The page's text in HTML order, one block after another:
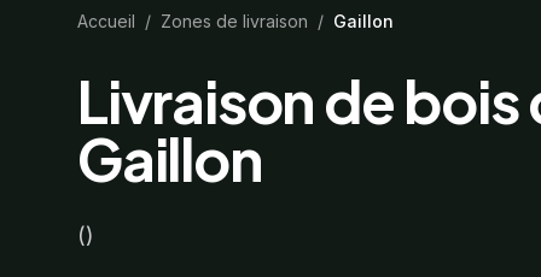
Accueil / Zones de livraison / Gaillon
Livraison de
Gaillon
()